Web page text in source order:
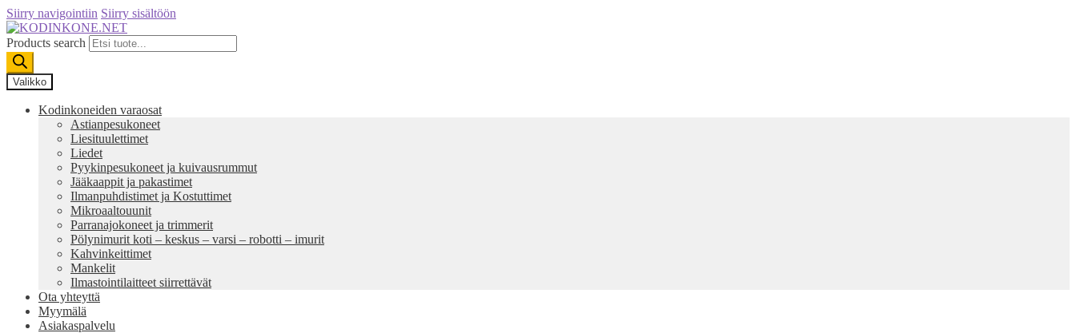
Siirry navigointiin Siirry sisältöön
Products search
Valikko
Kodinkoneiden varaosat
Astianpesukoneet
Liesituulettimet
Liedet
Pyykinpesukoneet ja kuivausrummut
Jääkaappit ja pakastimet
Ilmanpuhdistimet ja Kostuttimet
Mikroaaltouunit
Parranajokoneet ja trimmerit
Pölynimurit koti – keskus – varsi – robotti – imurit
Kahvinkeittimet
Mankelit
Ilmastointilaitteet siirrettävät
Ota yhteyttä
Myymälä
Asiakaspalvelu